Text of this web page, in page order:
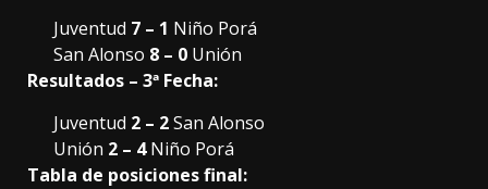
Juventud 7 – 1 Niño Porá
San Alonso 8 – 0 Unión
Resultados – 3ª Fecha:
Juventud 2 – 2San Alonso
Unión 2 – 4Niño Porá
Tabla de posiciones final: